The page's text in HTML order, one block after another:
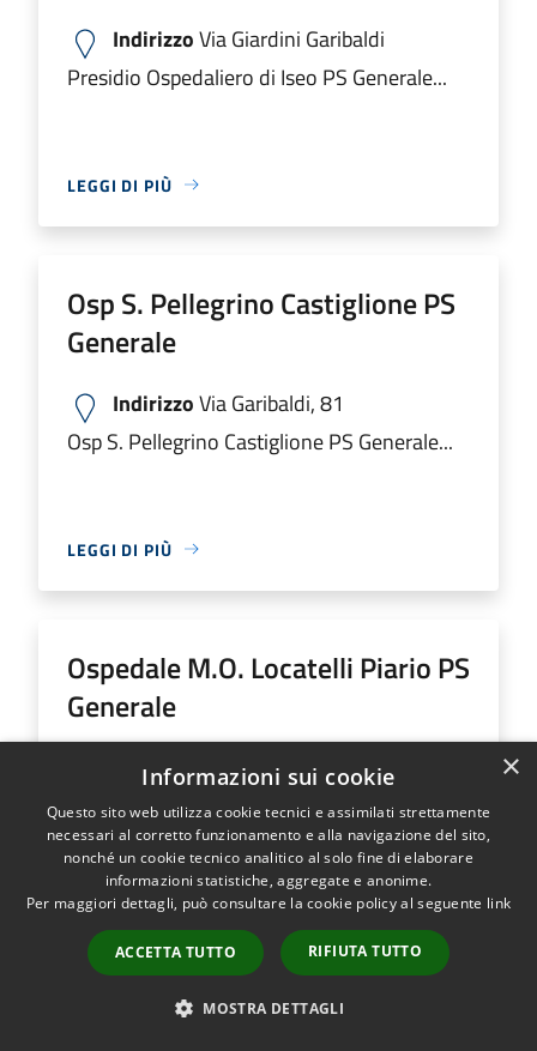
IndirizzoVia Giardini Garibaldi
Presidio Ospedaliero di Iseo PS Generale...
LEGGI DI PIÙ
Osp S. Pellegrino Castiglione PS
Generale
IndirizzoVia Garibaldi, 81
Osp S. Pellegrino Castiglione PS Generale...
LEGGI DI PIÙ
Ospedale M.O. Locatelli Piario PS
Generale
IndirizzoVia Groppino, 22
Ospedale M.O. Locatelli Piario PS Generale...
LEGGI DI PIÙ
Ospedale SS Trinità Romano L.
×
Informazioni sui cookie
Questo sito web utilizza cookie tecnici e assimilati strettamente
necessari al corretto funzionamento e alla navigazione del sito,
nonché un cookie tecnico analitico al solo fine di elaborare
informazioni statistiche, aggregate e anonime.
Per maggiori dettagli, può consultare la cookie policy al seguente link
ACCETTA TUTTO RIFIUTA TUTTO
MOSTRA DETTAGLI